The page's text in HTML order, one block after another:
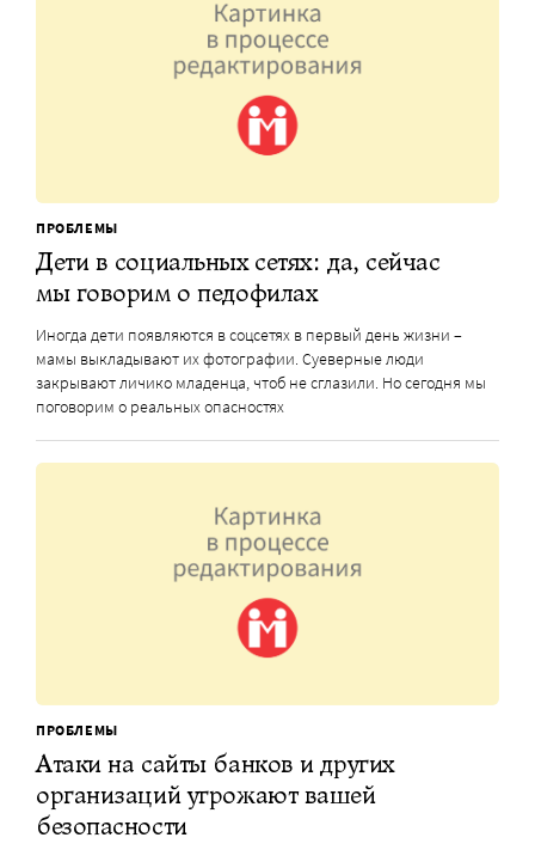
ПРОБЛЕМЫ
Дети в социальных сетях: да, сейчас
мы говорим о педофилах
Иногда дети появляются в соцсетях в первый день жизни –
мамы выкладывают их фотографии. Суеверные люди
закрывают личико младенца, чтоб не сглазили. Но сегодня мы
поговорим о реальных опасностях
ПРОБЛЕМЫ
Атаки на сайты банков и других
организаций угрожают вашей
безопасности